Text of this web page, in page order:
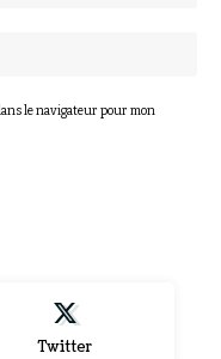
le navigateur pour mon
Twitter